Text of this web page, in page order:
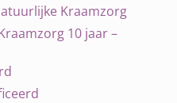
Kraamzorg
10 jaar –